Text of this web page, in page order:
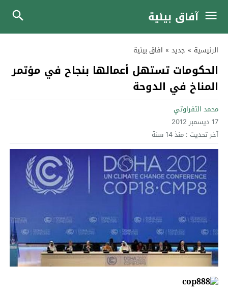
آفاق بيئية
الرئيسية » جديد » افاق بيئية
الحكومات تستهل أعمالها بنجاح في مؤتمر
المناخ في الدوحة
محمد التفراوتي
17 ديسمبر 2012
آخر تحديث : منذ 14 سنة